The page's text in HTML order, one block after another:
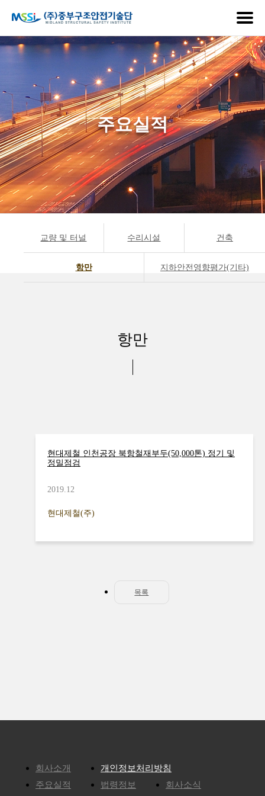
주요실적
교량 및 터널 수리시설 건축
항만 지하안전영향평가(기타)
항만
현대제철 인천공장 북항철재부두(50,000톤) 정기 및
정밀점검
2019.12
현대제철(주)
목록
회사소개
개인정보처리방침
주요실적
법령정보 회사소식